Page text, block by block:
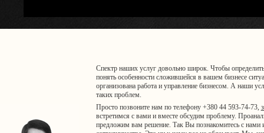
Спектр наших услуг довольно широк. Чтобы
понять особенности сложившейся в вашем бизнесе
организована работа и управление бизнесом. А наши
таких проблем.
Просто позвоните нам по телефону +380 44 593-74-73,
встретимся с вами и вместе обсудим проблему.
предложим вам решение. Так Вы познакомитесь с нами